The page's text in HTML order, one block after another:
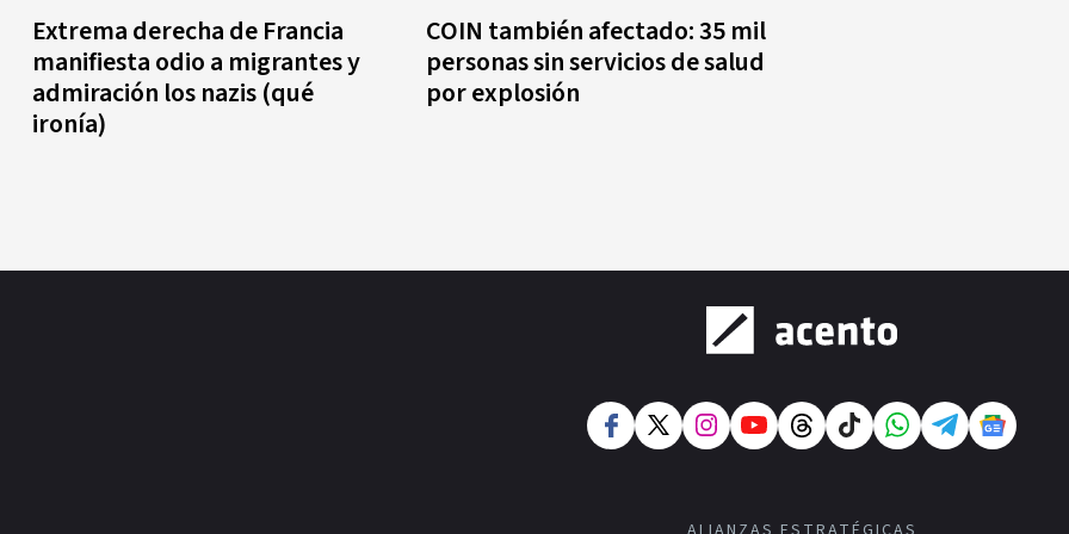
Extrema derecha de Francia
manifiesta odio a migrantes y
admiración los nazis (qué
ironía)
COIN también afectado: 35 mil
personas sin servicios de salud
por explosión